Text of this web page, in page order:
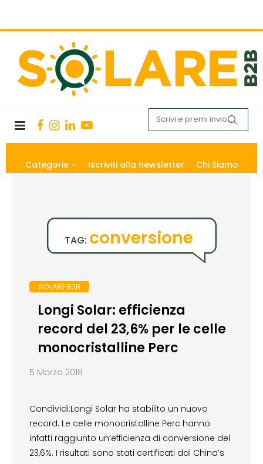
Categorie Iscriviti alla newsletter Chi Siamo
TAG: conversione
SOLAREB2B
Longi Solar: efficienza
record del 23,6% per le celle
monocristalline Perc
5 Marzo 2018
Condividi:Longi Solar ha stabilito un nuovo
record. Le celle monocristalline Perc hanno
infatti raggiunto un’efficienza di conversione del
23,6%. I risultati sono stati certificati dal China’s